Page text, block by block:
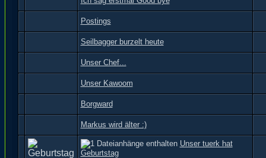
Postings
Seilbagger burzelt heute
Unser Chef...
Unser Kawoom
Borgward
Markus wird älter :)
Unser tuerk hat
Geburtstag